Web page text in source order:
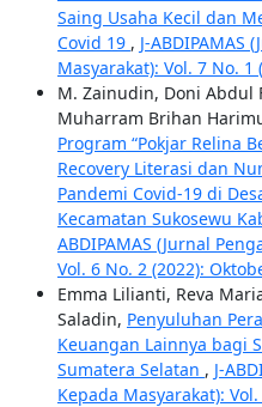
Saing Usaha Kecil dan
Covid 19 , J-ABDIPAMAS
Masyarakat): Vol. 7 No. 1
M. Zainudin, Doni Abdul
Muharram Brihan
Program “Pokjar Relina
Recovery Literasi dan
Pandemi Covid-19 di
Kecamatan Sukosewu
ABDIPAMAS (Jurnal
Vol. 6 No. 2 (2022):
Emma Lilianti, Reva
Saladin, Penyuluhan
Keuangan Lainnya bagi
Sumatera Selatan , J-
Kepada Masyarakat):